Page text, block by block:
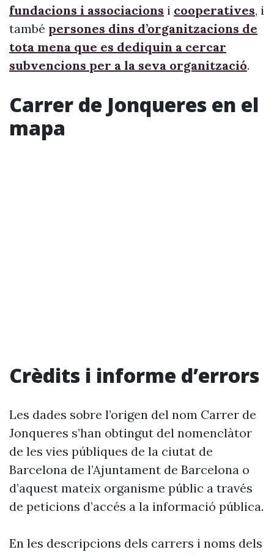
fundacions i associacions i cooperatives, i
també persones dins d’organitzacions de
tota mena que es dediquin a cercar
subvencions per a la seva organització.
Carrer de Jonqueres en el
mapa
Crèdits i informe d’errors
Les dades sobre l’origen del nom Carrer de
Jonqueres s’han obtingut del nomenclàtor
de les vies públiques de la ciutat de
Barcelona de l’Ajuntament de Barcelona o
d’aquest mateix organisme públic a través
de peticions d’accés a la informació pública.
En les descripcions dels carrers i noms dels